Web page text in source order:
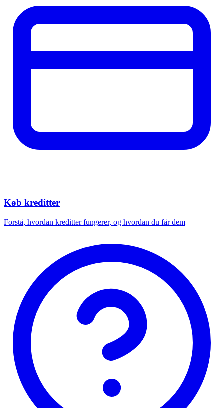
Køb kreditter
Forstå, hvordan kreditter fungerer, og hvordan du får dem